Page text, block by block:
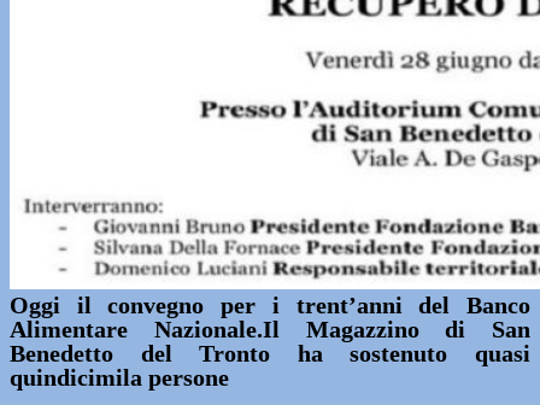
Oggi il convegno per i trent’anni del Banco
Alimentare Nazionale.Il Magazzino di San
Benedetto del Tronto ha sostenuto quasi
quindicimila persone